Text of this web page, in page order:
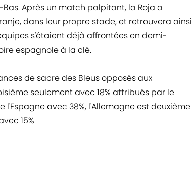
Après un match palpitant, la Roja a
dans leur propre stade, et retrouvera ainsi
s'étaient déjà affrontées en demi-
espagnole à la clé.
de sacre des Bleus opposés aux
seulement avec 18% attribués par le
l'Espagne avec 38%, l'Allemagne est deuxième
15%